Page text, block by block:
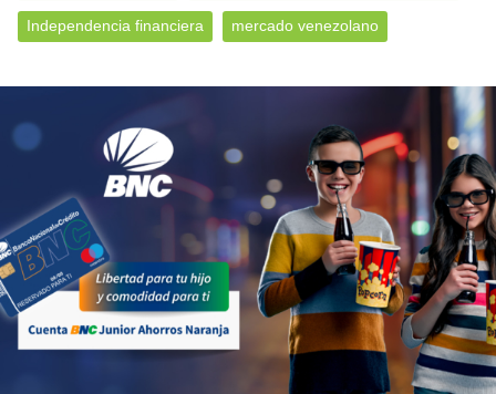
Independencia financiera mercado venezolano